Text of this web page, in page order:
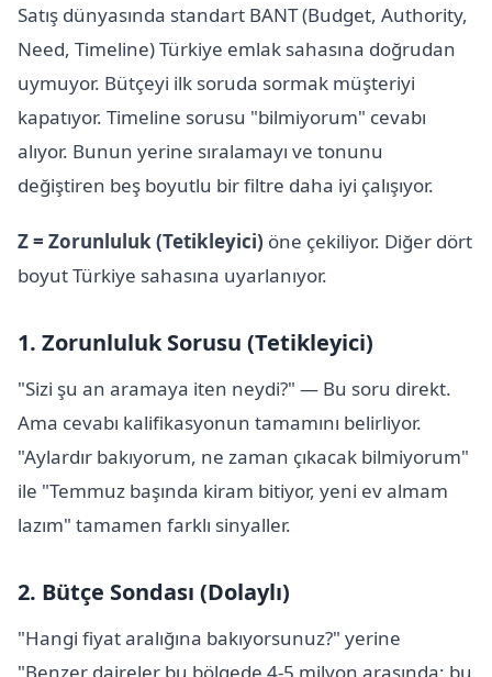
Satış dünyasında standart BANT (Budget, Authority,
Need, Timeline) Türkiye emlak sahasına doğrudan
uymuyor. Bütçeyi ilk soruda sormak müşteriyi
kapatıyor. Timeline sorusu "bilmiyorum" cevabı
alıyor. Bunun yerine sıralamayı ve tonunu
değiştiren beş boyutlu bir filtre daha iyi çalışıyor.
Z = Zorunluluk (Tetikleyici) öne çekiliyor. Diğer dört
boyut Türkiye sahasına uyarlanıyor.
1. Zorunluluk Sorusu (Tetikleyici)
"Sizi şu an aramaya iten neydi?" — Bu soru direkt.
Ama cevabı kalifikasyonun tamamını belirliyor.
"Aylardır bakıyorum, ne zaman çıkacak bilmiyorum"
ile "Temmuz başında kiram bitiyor, yeni ev almam
lazım" tamamen farklı sinyaller.
2. Bütçe Sondası (Dolaylı)
"Hangi fiyat aralığına bakıyorsunuz?" yerine
"Benzer daireler bu bölgede 4-5 milyon arasında; bu